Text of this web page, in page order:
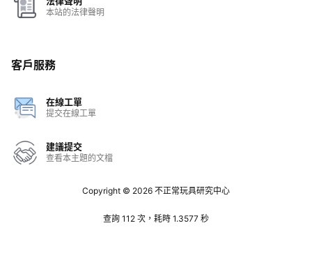
本站的法律聲明
客戶服務
在線工單
提交在線工單
建議提交
查看本主題的文檔
Copyright © 2026 不正常玩具研究中心
查詢 112 次，耗時 1.3577 秒